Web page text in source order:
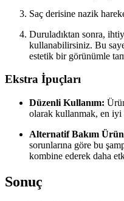
Saç derisine nazik
Duruladıktan sonra,
kullanabilirsiniz. Bu
estetik bir görünümle
Ekstra İpuçları
Düzenli Kullanım:
olarak kullanmak, en iyi
Alternatif Bakım
sorunlarına göre bu
kombine ederek daha
Sonuç